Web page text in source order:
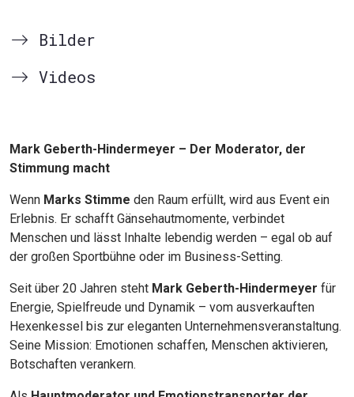
Bilder
Videos
Mark Geberth-Hindermeyer – Der Moderator, der
Stimmung macht
Wenn Marks Stimme den Raum erfüllt, wird aus Event ein
Erlebnis. Er schafft Gänsehautmomente, verbindet
Menschen und lässt Inhalte lebendig werden – egal ob auf
der großen Sportbühne oder im Business-Setting.
Seit über 20 Jahren steht Mark Geberth-Hindermeyer für
Energie, Spielfreude und Dynamik – vom ausverkauften
Hexenkessel bis zur eleganten Unternehmensveranstaltung.
Seine Mission: Emotionen schaffen, Menschen aktivieren,
Botschaften verankern.